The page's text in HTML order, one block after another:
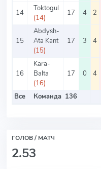
14
Toktogul
(14)
17 4 2
15
Abdysh-
Ata Kant
(15)
17 3 4
16
Kara-
Balta
(16)
17 0 4
Все Команда 136
ГОЛОВ / МАТЧ
2.53